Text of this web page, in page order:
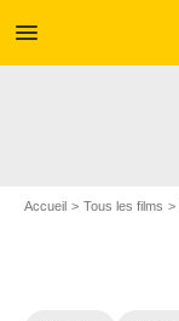
menu
Accueil Tous les films